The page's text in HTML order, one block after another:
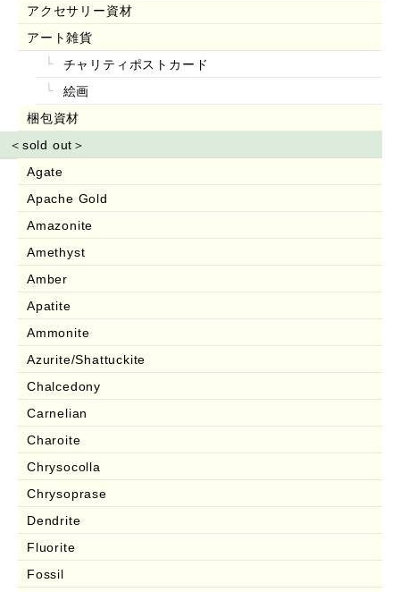
アクセサリー資材
アート雑貨
チャリティポストカード
絵画
梱包資材
＜sold out＞
Agate
Apache Gold
Amazonite
Amethyst
Amber
Apatite
Ammonite
Azurite/Shattuckite
Chalcedony
Carnelian
Charoite
Chrysocolla
Chrysoprase
Dendrite
Fluorite
Fossil